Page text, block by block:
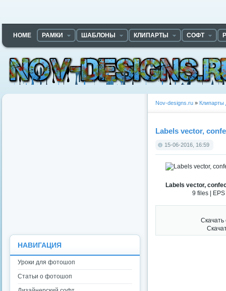
HOME РАМКИ ШАБЛОНЫ КЛИПАРТЫ СОФТ
Nov-designs.ru »
Labels vector,
15-06-2016, 16:59
Labels vector,
9 files |
Скачать
НАВИГАЦИЯ
Уроки для фотошоп
Статьи о фотошоп